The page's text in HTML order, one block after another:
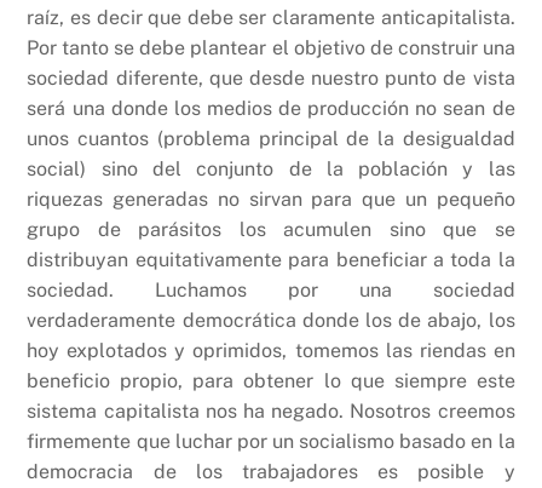
raíz, es decir que debe ser claramente anticapitalista.
Por tanto se debe plantear el objetivo de construir una
sociedad diferente, que desde nuestro punto de vista
será una donde los medios de producción no sean de
unos cuantos (problema principal de la desigualdad
social) sino del conjunto de la población y las
riquezas generadas no sirvan para que un pequeño
grupo de parásitos los acumulen sino que se
distribuyan equitativamente para beneficiar a toda la
sociedad. Luchamos por una sociedad
verdaderamente democrática donde los de abajo, los
hoy explotados y oprimidos, tomemos las riendas en
beneficio propio, para obtener lo que siempre este
sistema capitalista nos ha negado. Nosotros creemos
firmemente que luchar por un socialismo basado en la
democracia de los trabajadores es posible y